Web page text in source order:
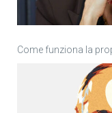
Come funziona la